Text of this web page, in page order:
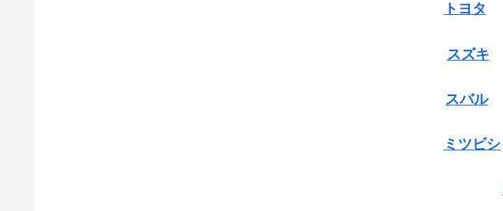
トヨタ
スズキ
スバル
ミツビシ